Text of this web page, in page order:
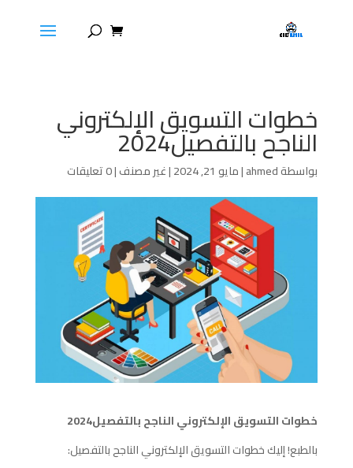
خطوات التسويق الإلكتروني
الناجح بالتفصيل2024
بواسطةahmed
|مايو 21, 2024 |غير مصنف|0 تعليقات
خطوات التسويق الإلكتروني الناجح بالتفصيل2024
بالطبع! إليك خطوات التسويق الإلكتروني الناجح بالتفصيل: